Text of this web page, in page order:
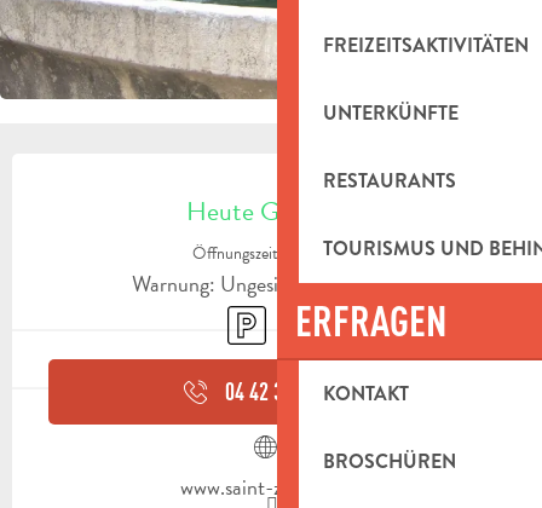
FREIZEITSAKTIVITÄTEN
UNTERKÜNFTE
RESTAURANTS
TOURISMUS UND
ERFRAGEN
KONTAKT
BROSCHÜREN
ÖFFNUNGSZEITEN &
Heute Geöffnet
Öffnungszeiten ansehen
Warnung: Ungesicherte Stunden
ParkplatzTiere erlaubt
04 42 32 63▒▒
www.saint-zacharie.fr